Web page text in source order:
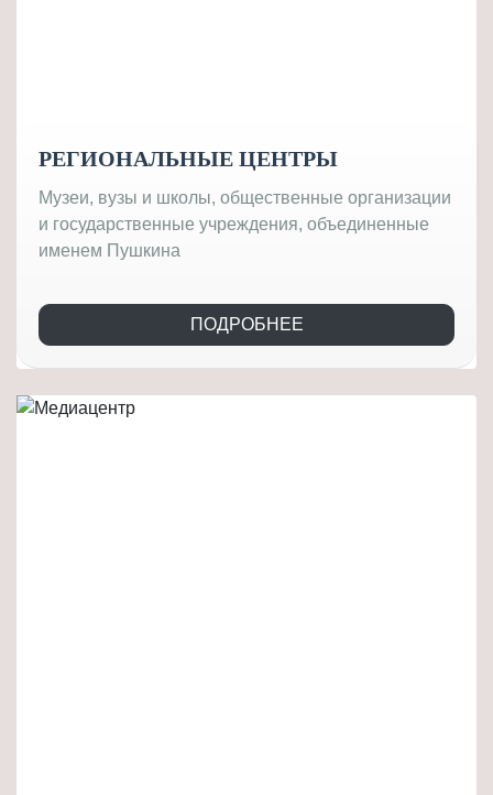
РЕГИОНАЛЬНЫЕ ЦЕНТРЫ
Музеи, вузы и школы, общественные организации
и государственные учреждения, объединенные
именем Пушкина
ПОДРОБНЕЕ